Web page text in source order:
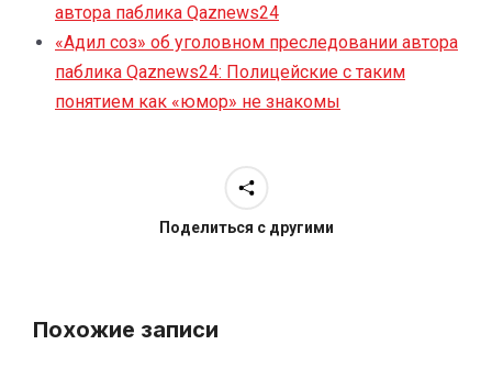
автора паблика Qaznews24
«Адил соз» об уголовном преследовании автора
паблика Qaznews24: Полицейские с таким
понятием как «юмор» не знакомы
Поделиться с другими
Похожие записи